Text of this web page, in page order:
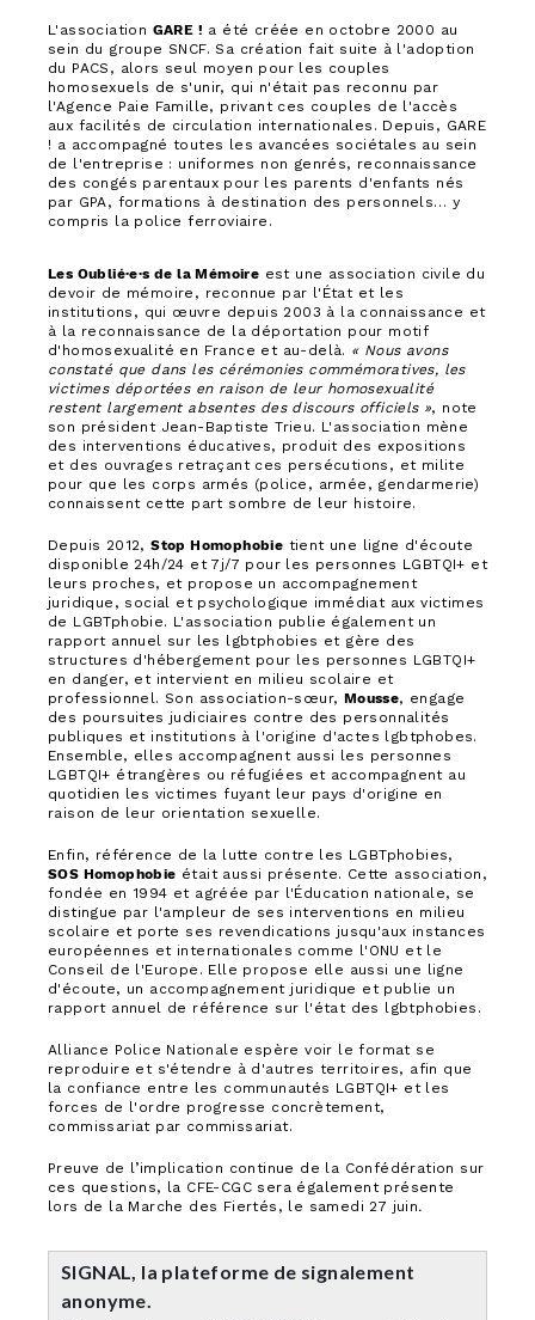
L'association GARE ! a été créée en octobre 2000 au
sein du groupe SNCF. Sa création fait suite à l'adoption
du PACS, alors seul moyen pour les couples
homosexuels de s'unir, qui n'était pas reconnu par
l'Agence Paie Famille, privant ces couples de l'accès
aux facilités de circulation internationales. Depuis, GARE
! a accompagné toutes les avancées sociétales au sein
de l'entreprise : uniformes non genrés, reconnaissance
des congés parentaux pour les parents d'enfants nés
par GPA, formations à destination des personnels… y
compris la police ferroviaire.
Les Oublié·e·s de la Mémoire est une association civile du
devoir de mémoire, reconnue par l'État et les
institutions, qui œuvre depuis 2003 à la connaissance et
à la reconnaissance de la déportation pour motif
d'homosexualité en France et au-delà. « Nous avons
constaté que dans les cérémonies commémoratives, les
victimes déportées en raison de leur homosexualité
restent largement absentes des discours officiels », note
son président Jean-Baptiste Trieu. L'association mène
des interventions éducatives, produit des expositions
et des ouvrages retraçant ces persécutions, et milite
pour que les corps armés (police, armée, gendarmerie)
connaissent cette part sombre de leur histoire.
Depuis 2012,Stop Homophobie tient une ligne d'écoute
disponible 24h/24 et 7j/7 pour les personnes LGBTQI+ et
leurs proches, et propose un accompagnement
juridique, social et psychologique immédiat aux victimes
de LGBTphobie. L'association publie également un
rapport annuel sur les lgbtphobies et gère des
structures d'hébergement pour les personnes LGBTQI+
en danger, et intervient en milieu scolaire et
professionnel. Son association-sœur, Mousse, engage
des poursuites judiciaires contre des personnalités
publiques et institutions à l'origine d'actes lgbtphobes.
Ensemble, elles accompagnent aussi les personnes
LGBTQI+ étrangères ou réfugiées et accompagnent au
quotidien les victimes fuyant leur pays d'origine en
raison de leur orientation sexuelle.
Enfin, référence de la lutte contre les LGBTphobies,
SOS Homophobie était aussi présente. Cette association,
fondée en 1994 et agréée par l'Éducation nationale, se
distingue par l'ampleur de ses interventions en milieu
scolaire et porte ses revendications jusqu'aux instances
européennes et internationales comme l'ONU et le
Conseil de l'Europe. Elle propose elle aussi une ligne
d'écoute, un accompagnement juridique et publie un
rapport annuel de référence sur l'état des lgbtphobies.
Alliance Police Nationale espère voir le format se
reproduire et s'étendre à d'autres territoires, afin que
la confiance entre les communautés LGBTQI+ et les
forces de l'ordre progresse concrètement,
commissariat par commissariat.
Preuve de l’implication continue de la Confédération sur
ces questions, la CFE-CGC sera également présente
lors de la Marche des Fiertés, le samedi 27 juin.
SIGNAL, la plateforme de signalement
anonyme.